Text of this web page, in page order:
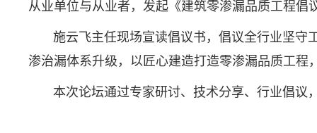
从业单位与从业者，发起《建筑零渗漏品质工程
施云飞主任现场宣读倡议书，倡议全行业坚守
渗治漏体系升级，以匠心建造打造零渗漏品质工
本次论坛通过专家研讨、技术分享、行业倡议